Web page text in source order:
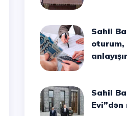
Sahil Babayev “evdə
oturum,
Sahil Babayevin “Dost